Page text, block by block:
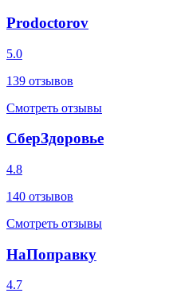
Prodoctorov
5.0
139 отзывов
Смотреть отзывы
СберЗдоровье
4.8
140 отзывов
Смотреть отзывы
НаПоправку
4.7